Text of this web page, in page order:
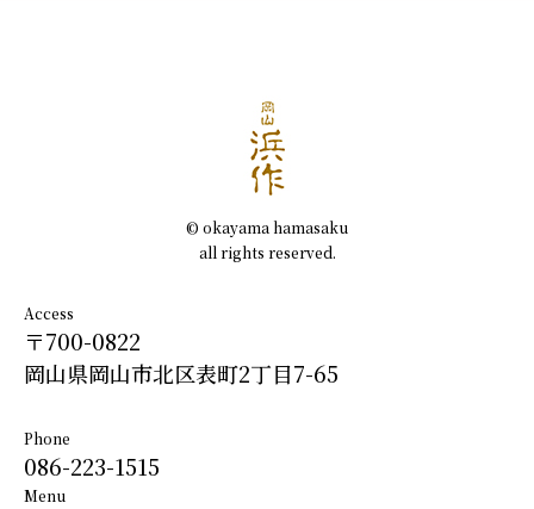
© okayama hamasaku
all rights reserved.
Access
〒700-0822
岡山県岡山市北区表町2丁目7-65
Phone
086-223-1515
Menu